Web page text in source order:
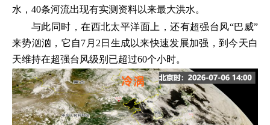
水，40条河流出现有实测资料以来最大洪水。
与此同时，在西北太平洋面上，还有超强台风“巴威”
来势汹汹，它自7月2日生成以来快速发展加强，到今天白
天维持在超强台风级别已超过60个小时。